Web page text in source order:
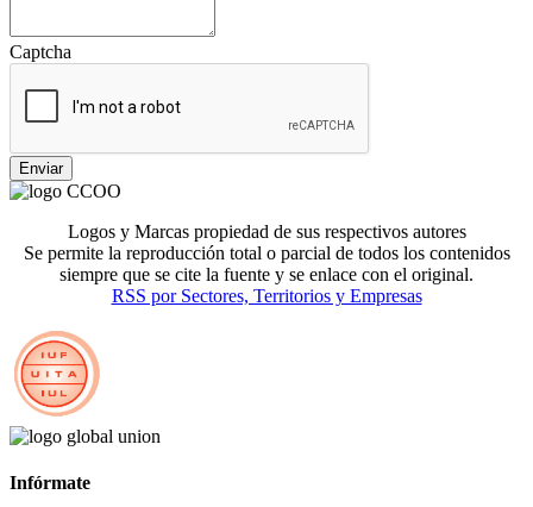
Captcha
Enviar
Logos y Marcas propiedad de sus respectivos autores
Se permite la reproducción total o parcial de todos los contenidos
siempre que se cite la fuente y se enlace con el original.
RSS por Sectores, Territorios y Empresas
Infórmate